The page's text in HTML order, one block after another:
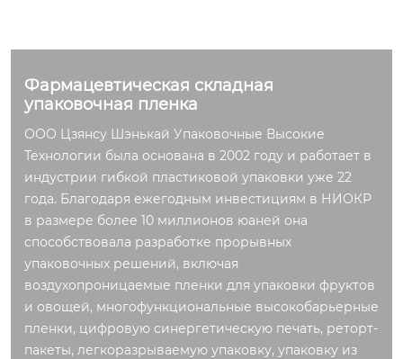
Фармацевтическая складная
упаковочная пленка
ООО Цзянсу Шэнькай Упаковочные Высокие
Технологии была основана в 2002 году и работает в
индустрии гибкой пластиковой упаковки уже 22
года. Благодаря ежегодным инвестициям в НИОКР
в размере более 10 миллионов юаней она
способствовала разработке прорывных
упаковочных решений, включая
воздухопроницаемые пленки для упаковки фруктов
и овощей, многофункциональные высокобарьерные
пленки, цифровую синергетическую печать, реторт-
пакеты, легкоразрываемую упаковку, упаковку из